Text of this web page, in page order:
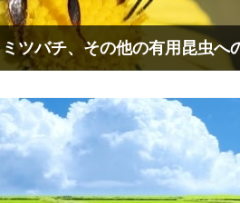
ミツバチ、その他の有用昆虫へ